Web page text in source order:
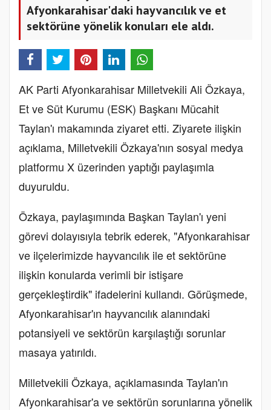
Afyonkarahisar'daki hayvancılık ve et
sektörüne yönelik konuları ele aldı.
AK Parti Afyonkarahisar Milletvekili Ali Özkaya,
Et ve Süt Kurumu (ESK) Başkanı Mücahit
Taylan'ı makamında ziyaret etti. Ziyarete ilişkin
açıklama, Milletvekili Özkaya'nın sosyal medya
platformu X üzerinden yaptığı paylaşımla
duyuruldu.
Özkaya, paylaşımında Başkan Taylan'ı yeni
görevi dolayısıyla tebrik ederek, "Afyonkarahisar
ve ilçelerimizde hayvancılık ile et sektörüne
ilişkin konularda verimli bir istişare
gerçekleştirdik" ifadelerini kullandı. Görüşmede,
Afyonkarahisar'ın hayvancılık alanındaki
potansiyeli ve sektörün karşılaştığı sorunlar
masaya yatırıldı.
Milletvekili Özkaya, açıklamasında Taylan'ın
Afyonkarahisar'a ve sektörün sorunlarına yönelik